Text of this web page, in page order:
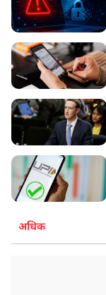
अधिक